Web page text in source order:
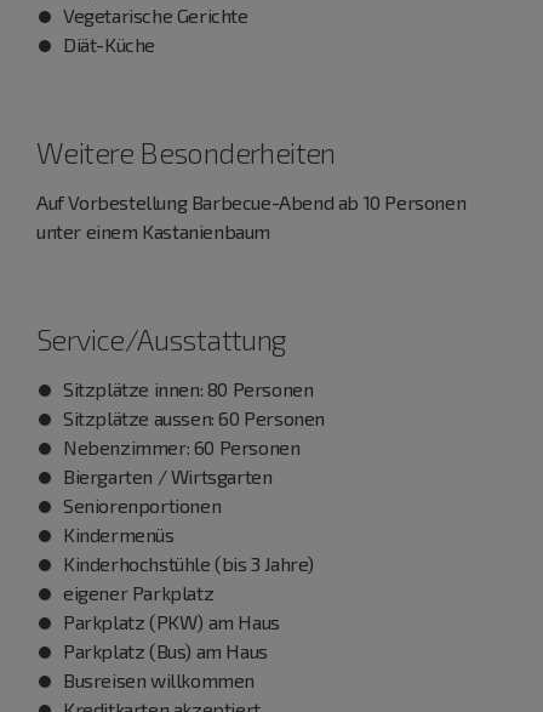
Vegetarische Gerichte
Diät-Küche
Weitere Besonderheiten
Auf Vorbestellung Barbecue-Abend ab 10 Personen
unter einem Kastanienbaum
Service/Ausstattung
Sitzplätze innen: 80 Personen
Sitzplätze aussen: 60 Personen
Nebenzimmer: 60 Personen
Biergarten / Wirtsgarten
Seniorenportionen
Kindermenüs
Kinderhochstühle (bis 3 Jahre)
eigener Parkplatz
Parkplatz (PKW) am Haus
Parkplatz (Bus) am Haus
Busreisen willkommen